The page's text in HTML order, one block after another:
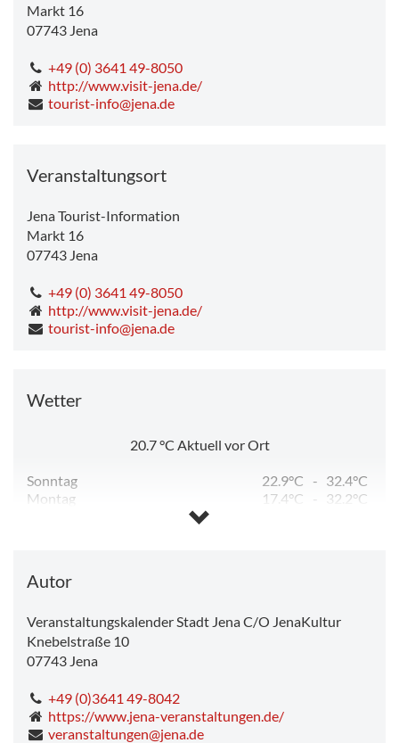
Markt 16
07743 Jena
+49 (0) 3641 49-8050
http://www.visit-jena.de/
tourist-info@jena.de
Veranstaltungsort
Jena Tourist-Information
Markt 16
07743 Jena
+49 (0) 3641 49-8050
http://www.visit-jena.de/
tourist-info@jena.de
Wetter
20.7°C Aktuell vor Ort
Sonntag 22.9°C - 32.4°C
Montag
17.4°C -
32.2°C
Autor
Veranstaltungskalender Stadt Jena C/O JenaKultur
Knebelstraße 10
07743 Jena
+49 (0)3641 49-8042
https://www.jena-veranstaltungen.de/
veranstaltungen@jena.de